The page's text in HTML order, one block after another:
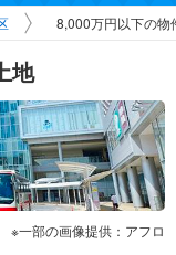
8,000万円以下の物
地
一部の画像提供：アフロ